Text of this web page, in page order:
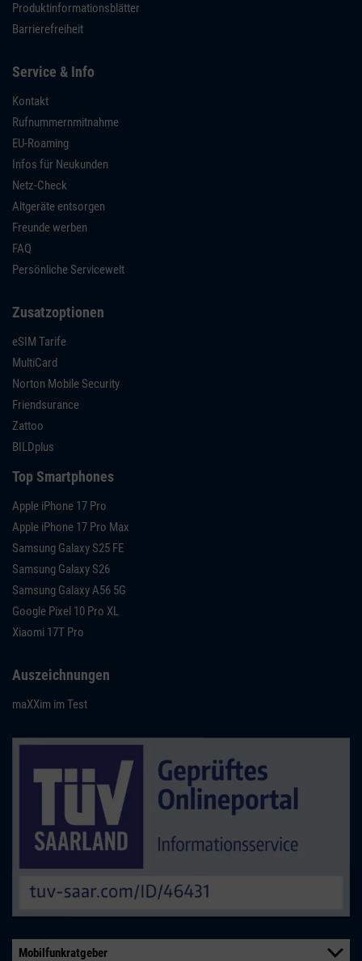
Produktinformationsblätter
Barrierefreiheit
Service & Info
Kontakt
Rufnummernmitnahme
EU-Roaming
Infos für Neukunden
Netz-Check
Altgeräte entsorgen
Freunde werben
FAQ
Persönliche Servicewelt
Zusatzoptionen
eSIM Tarife
MultiCard
Norton Mobile Security
Friendsurance
Zattoo
BILDplus
Top Smartphones
Apple iPhone 17 Pro
Apple iPhone 17 Pro Max
Samsung Galaxy S25 FE
Samsung Galaxy S26
Samsung Galaxy A56 5G
Google Pixel 10 Pro XL
Xiaomi 17T Pro
Auszeichnungen
maXXim im Test
Mobilfunkratgeber